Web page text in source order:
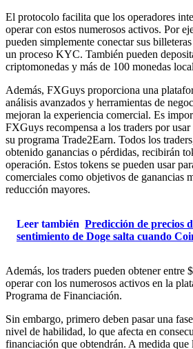
El protocolo facilita que los operadores
operar con estos numerosos activos. Por
pueden simplemente conectar sus
un proceso KYC. También pueden
criptomonedas y más de 100 monedas
Además, FXGuys proporciona una
análisis avanzados y herramientas de
mejoran la experiencia comercial. Es
FXGuys recompensa a los traders por
su programa Trade2Earn. Todos los
obtenido ganancias o pérdidas, recibirán
operación. Estos tokens se pueden usar
comerciales como objetivos de ganancias
reducción mayores.
Leer también Predicción de precios
sentimiento de Doge salta cuando
Además, los traders pueden obtener entre
operar con los numerosos activos en la
Programa de Financiación.
Sin embargo, primero deben pasar una
nivel de habilidad, lo que afecta en
financiación que obtendrán. A medida que